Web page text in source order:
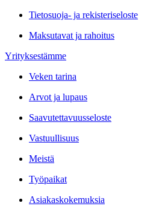
Tietosuoja- ja rekisteriseloste
Maksutavat ja rahoitus
Yrityksestämme
Veken tarina
Arvot ja lupaus
Saavutettavuusseloste
Vastuullisuus
Meistä
Työpaikat
Asiakaskokemuksia